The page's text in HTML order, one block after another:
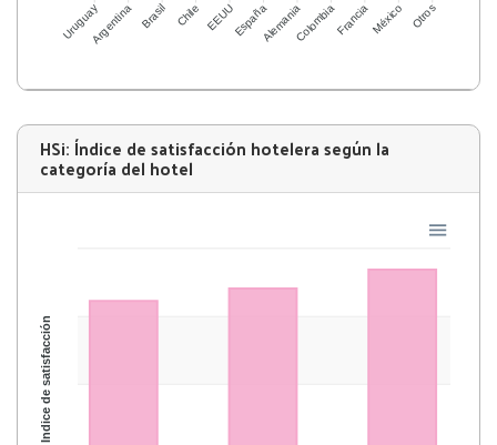
UruguayArgentina Brasil Chile EEUUEspañaAlemaniaColombiaFranciaMéxico Otros
HSi: Índice de satisfacción hotelera según la
categoría del hotel
Índice de satisfacción